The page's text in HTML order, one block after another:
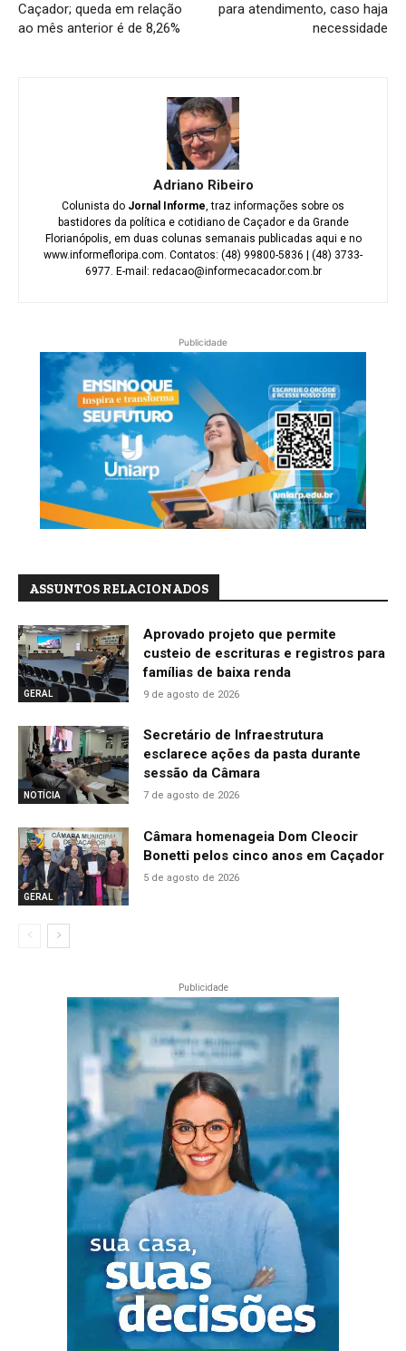
Caçador; queda em relação
ao mês anterior é de 8,26%
para atendimento, caso haja
necessidade
Adriano Ribeiro
Colunista do Jornal Informe, traz informações sobre os
bastidores da política e cotidiano de Caçador e da Grande
Florianópolis, em duas colunas semanais publicadas aqui e no
www.informefloripa.com. Contatos: (48) 99800-5836 | (48) 3733-
6977. E-mail: redacao@informecacador.com.br
Publicidade
ASSUNTOS RELACIONADOS
GERAL
Aprovado projeto que permite
custeio de escrituras e registros para
famílias de baixa renda
9 de agosto de 2026
NOTÍCIA
Secretário de Infraestrutura
esclarece ações da pasta durante
sessão da Câmara
7 de agosto de 2026
GERAL
Câmara homenageia Dom Cleocir
Bonetti pelos cinco anos em Caçador
5 de agosto de 2026
Publicidade